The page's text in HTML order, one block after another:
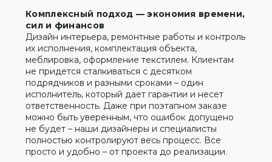
Комплексный подход — экономия времени,
сил и финансов
Дизайн интерьера, ремонтные работы и контроль
их исполнения, комплектация объекта,
меблировка, оформление текстилем. Клиентам
не придется сталкиваться с десятком
подрядчиков и разными сроками – один
исполнитель, который дает гарантии и несет
ответственность. Даже при поэтапном заказе
можно быть уверенным, что ошибок допущено
не будет – наши дизайнеры и специалисты
полностью контролируют весь процесс. Все
просто и удобно – от проекта до реализации.